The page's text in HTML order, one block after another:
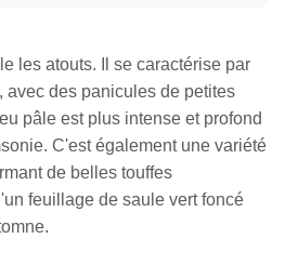
les atouts. Il se caractérise par
avec des panicules de petites
pâle est plus intense et profond
C'est également une variété
de belles touffes
feuillage de saule vert foncé